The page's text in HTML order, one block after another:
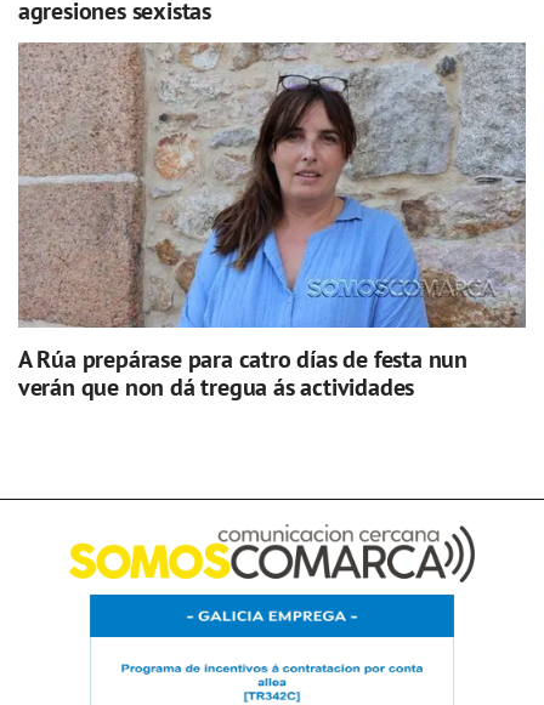
agresiones sexistas
A Rúa prepárase para catro días de festa nun
verán que non dá tregua ás actividades